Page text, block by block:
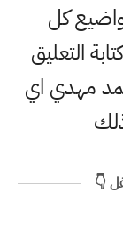
كل
التعليق
مهدي اي
👇